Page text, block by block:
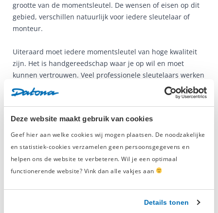
Deze website maakt gebruik van cookies
Geef hier aan welke cookies wij mogen plaatsen. De noodzakelijke
en statistiek-cookies verzamelen geen persoonsgegevens en
helpen ons de website te verbeteren. Wil je een optimaal
functionerende website? Vink dan alle vakjes aan
Details tonen
grootte van de momentsleutel. De wensen of eisen op dit
gebied, verschillen natuurlijk voor iedere sleutelaar of
monteur.
Uiteraard moet iedere momentsleutel van hoge kwaliteit
zijn. Het is handgereedschap waar je op wil en moet
kunnen vertrouwen. Veel professionele sleutelaars werken
dagelijks met een momentsleutel. Dat mag voor deze
handige tool geen probleem zijn. De kwaliteit en het
belangrijk. Ook de veer mag niet zomaar minder
nauwkeurig worden. Hierbij is het wel belangrijk dat je na
het uitvoeren van je klus de sleutel weer op het laagst
mogelijke punt instelt.
Een handvat dat je veel grip biedt bij het aandraaien van
bouten. Zonder goede grip is het veel minder comfortabel